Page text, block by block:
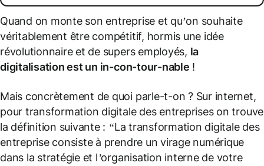
Quand on monte son entreprise et qu’on souhaite
véritablement être compétitif, hormis une idée
révolutionnaire et de supers employés, la
digitalisation est un in-con-tour-nable !
Mais concrètement de quoi parle-t-on ? Sur internet,
pour transformation digitale des entreprises on trouve
la définition suivante : “La transformation digitale des
entreprise consiste à prendre un virage numérique
dans la stratégie et l’organisation interne de votre